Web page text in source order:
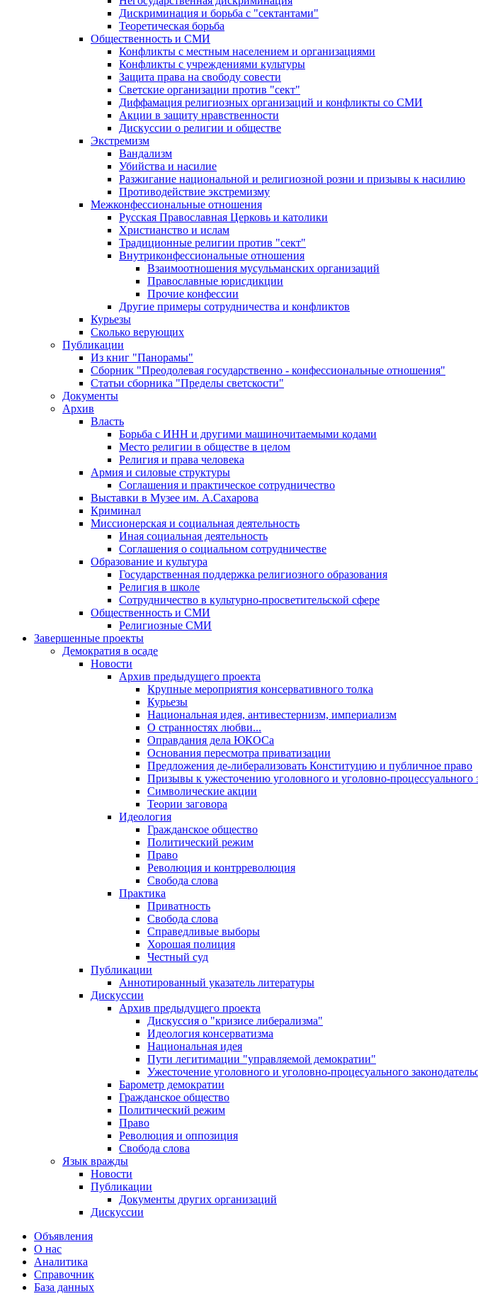
Дискриминация и борьба с "сектантами"
Теоретическая борьба
Общественность и СМИ
Конфликты с местным населением и организациями
Конфликты с учреждениями культуры
Защита права на свободу совести
Светские организации против "сект"
Диффамация религиозных организаций и конфликты со СМИ
Акции в защиту нравственности
Дискуссии о религии и обществе
Экстремизм
Вандализм
Убийства и насилие
Разжигание национальной и религиозной розни и призывы к насилию
Противодействие экстремизму
Межконфессиональные отношения
Русская Православная Церковь и католики
Христианство и ислам
Традиционные религии против "сект"
Внутриконфессиональные отношения
Взаимоотношения мусульманских организаций
Православные юрисдикции
Прочие конфессии
Другие примеры сотрудничества и конфликтов
Курьезы
Сколько верующих
Публикации
Из книг "Панорамы"
Сборник "Преодолевая государственно - конфессиональные отношения"
Статьи сборника "Пределы светскости"
Документы
Архив
Власть
Борьба с ИНН и другими машиночитаемыми кодами
Место религии в обществе в целом
Религия и права человека
Армия и силовые структуры
Соглашения и практическое сотрудничество
Выставки в Музее им. А.Сахарова
Криминал
Миссионерская и социальная деятельность
Иная социальная деятельность
Соглашения о социальном сотрудничестве
Образование и культура
Государственная поддержка религиозного образования
Религия в школе
Сотрудничество в культурно-просветительской сфере
Общественность и СМИ
Религиозные СМИ
Завершенные проекты
Демократия в осаде
Новости
Архив предыдущего проекта
Крупные мероприятия консервативного толка
Курьезы
Национальная идея, антивестернизм, империализм
О странностях любви...
Оправдания дела ЮКОСа
Основания пересмотра приватизации
Предложения де-либерализовать Конституцию и публичное право
Призывы к ужесточению уголовного и уголовно-процессуального
Символические акции
Теории заговора
Идеология
Гражданское общество
Политический режим
Право
Революция и контрреволюция
Свобода слова
Практика
Приватность
Свобода слова
Справедливые выборы
Хорошая полиция
Честный суд
Публикации
Аннотированный указатель литературы
Дискуссии
Архив предыдущего проекта
Дискуссия о "кризисе либерализма"
Идеология консерватизма
Национальная идея
Пути легитимации "управляемой демократии"
Ужесточение уголовного и уголовно-процесуального
Барометр демократии
Гражданское общество
Политический режим
Право
Революция и оппозиция
Свобода слова
Язык вражды
Новости
Публикации
Документы других организаций
Дискуссии
Объявления
О нас
Аналитика
Справочник
База данных